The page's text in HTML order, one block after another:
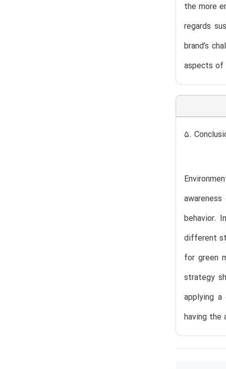
the more
regards
brand’s
aspects of
5.
behavior.
different
for green
strategy
applying a
having the